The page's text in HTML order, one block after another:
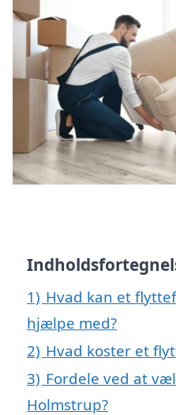
1) Hvad kan et
hjælpe med?
2) Hvad koster et
3) Fordele ved at
Holmstrup?